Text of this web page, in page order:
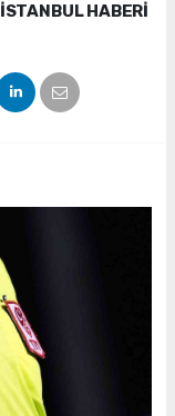
İSTANBUL HABERİ